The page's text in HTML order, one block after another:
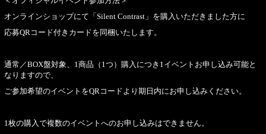
オンラインショップにて「Silent Contrast」を購入いただきました方に
応募QRコード付きカードを同梱いたします。
通常／BOX盤対象、1商品（1つ）購入につき1イベントお申し込み可能と
なりますので、
ご参加希望のイベントをQRコードより期日内にお申し込みください。
1枚の購入で複数のイベントへのお申し込みはできません。